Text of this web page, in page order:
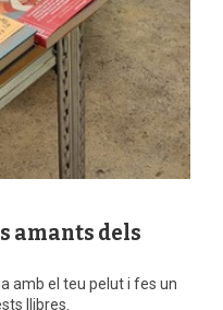
amants dels
amb el teu pelut i fes un
llibres.